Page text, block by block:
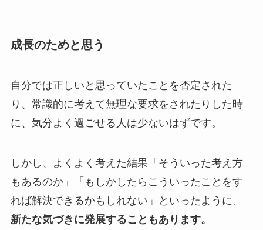
成長のためと思う
自分では正しいと思っていたことを否定された
り、常識的に考えて無理な要求をされたりした時
に、気分よく過ごせる人は少ないはずです。
しかし、よくよく考えた結果「そういった考え方
もあるのか」「もしかしたらこういったことをす
れば解決できるかもしれない」といったように、
新たな気づきに発展することもあります。